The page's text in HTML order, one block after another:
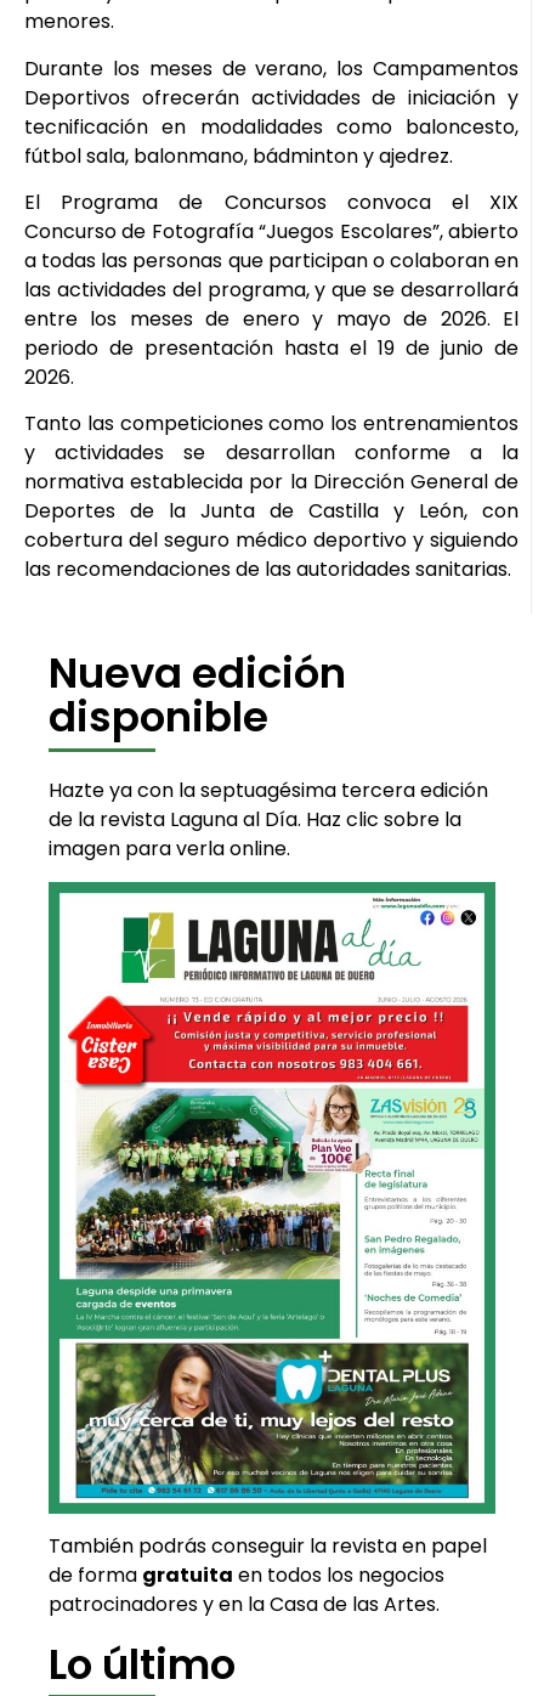
menores.
Durante los meses de verano, los Campamentos
Deportivos ofrecerán actividades de iniciación y
tecnificación en modalidades como baloncesto,
fútbol sala, balonmano, bádminton y ajedrez.
El Programa de Concursos convoca el XIX
Concurso de Fotografía “Juegos Escolares”, abierto
a todas las personas que participan o colaboran en
las actividades del programa, y que se desarrollará
entre los meses de enero y mayo de 2026. El
periodo de presentación hasta el 19 de junio de
2026.
Tanto las competiciones como los entrenamientos
y actividades se desarrollan conforme a la
normativa establecida por la Dirección General de
Deportes de la Junta de Castilla y León, con
cobertura del seguro médico deportivo y siguiendo
las recomendaciones de las autoridades sanitarias.
Nueva edición
disponible
Hazte ya con la septuagésima tercera edición
de la revista Laguna al Día. Haz clic sobre la
imagen para verla online.
También podrás conseguir la revista en papel
de forma gratuita en todos los negocios
patrocinadores y en la Casa de las Artes.
Lo último